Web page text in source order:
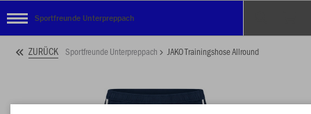
Sportfreunde Unterpreppach
ZURÜCK Sportfreunde Unterpreppach JAKO Trainingshose Allround